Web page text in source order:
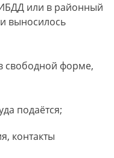
или в районный
выносилось
свободной форме,
подаётся;
контакты